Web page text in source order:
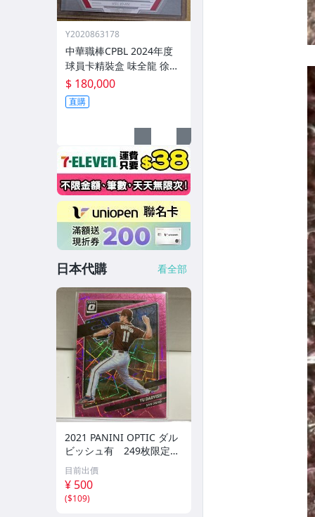
Y2020863178
中華職棒CPBL 2024年度
球員卡精裝盒 味全龍 徐若
熙 龍之子 A級球星三折頁
簽名書卡 親簽 大PATCH 交
換卡 限5張 超大獎 軟體銀
$ 180,000
直購
日本代購 看全部
2021 PANINI OPTIC ダル
ビッシュ有 249枚限定
シリアルカード パドレス
目前出價
¥ 500
($109)